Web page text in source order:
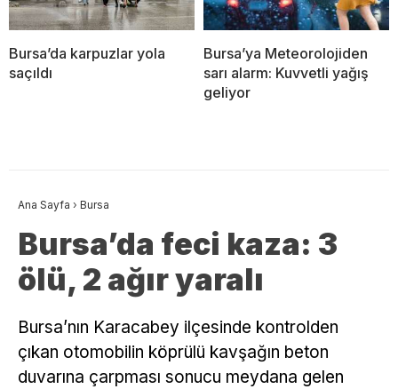
Bursa’da karpuzlar yola
saçıldı
Bursa’ya Meteorolojiden
sarı alarm: Kuvvetli yağış
geliyor
Ana Sayfa › Bursa
Bursa’da feci kaza: 3
ölü, 2 ağır yaralı
Bursa’nın Karacabey ilçesinde kontrolden
çıkan otomobilin köprülü kavşağın beton
duvarına çarpması sonucu meydana gelen